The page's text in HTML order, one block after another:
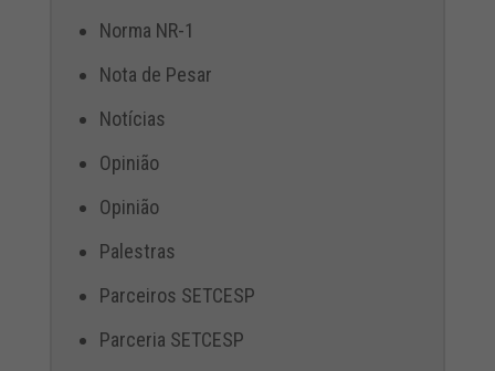
Norma NR-1
Nota de Pesar
Notícias
Opinião
Opinião
Palestras
Parceiros SETCESP
Parceria SETCESP